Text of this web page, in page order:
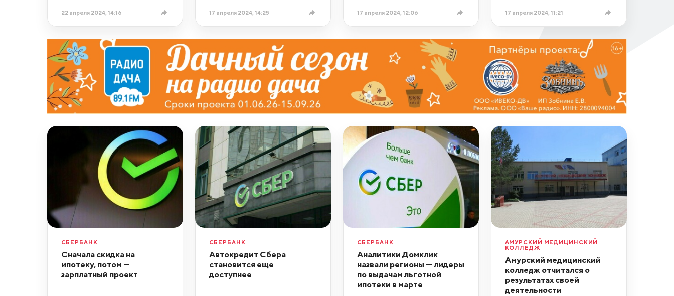
22 апреля 2024, 14:16 17 апреля 2024, 14:25 17 апреля 2024, 12:06 17 апреля 2024, 11:21
СБЕРБАНК
Сначала скидка на
ипотеку, потом —
зарплатный проект
СБЕРБАНК
Автокредит Сбера
становится еще
доступнее
СБЕРБАНК
Аналитики Домклик
назвали регионы — лидеры
по выдачам льготной
ипотеки в марте
АМУРСКИЙ МЕДИЦИНСКИЙ
КОЛЛЕДЖ
Амурский медицинский
колледж отчитался о
результатах своей
деятельности